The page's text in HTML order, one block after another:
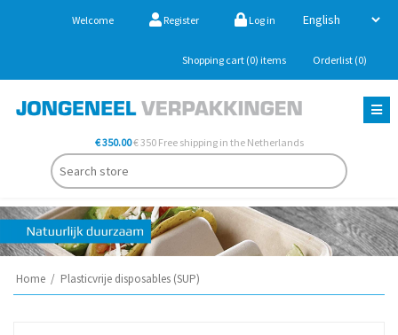
Welcome Register Log in
Shopping cart (0) items Orderlist (0)
€ 350.00€ 350 Free shipping in the Netherlands
Home / Plasticvrije disposables (SUP)